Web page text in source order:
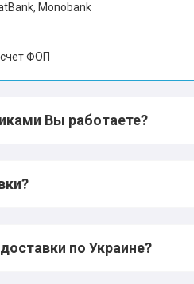
Monobank
ФОП
Вы работаете?
по Украине?